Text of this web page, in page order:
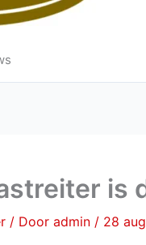
is
/ Door admin / 28